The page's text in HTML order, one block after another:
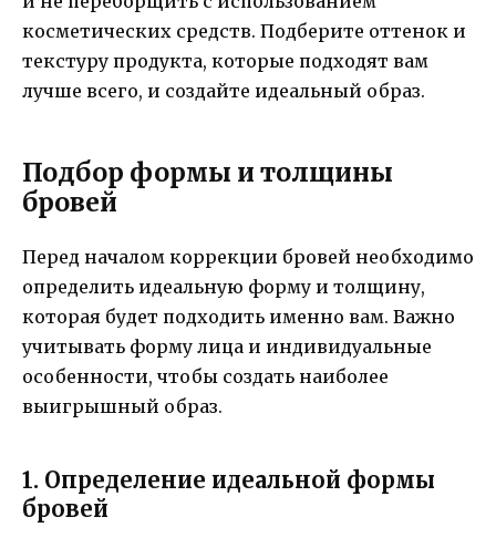
косметических средств. Подберите оттенок и
текстуру продукта, которые подходят вам
лучше всего, и создайте идеальный образ.
Подбор формы и толщины
бровей
Перед началом коррекции бровей необходимо
определить идеальную форму и толщину,
которая будет подходить именно вам. Важно
учитывать форму лица и индивидуальные
особенности, чтобы создать наиболее
выигрышный образ.
1. Определение идеальной формы
бровей